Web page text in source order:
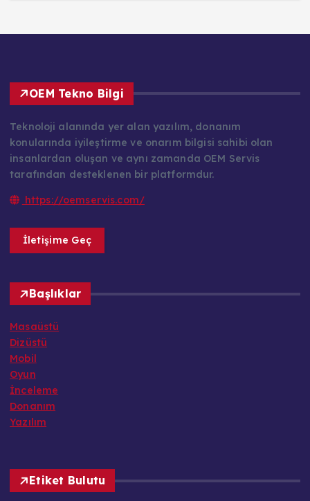
OEM Tekno Bilgi
Teknoloji alanında yer alan yazılım, donanım
konularında iyileştirme ve onarım bilgisi sahibi olan
insanlardan oluşan ve aynı zamanda OEM Servis
tarafından desteklenen bir platformdur.
https://oemservis.com/
İletişime Geç
Başlıklar
Masaüstü
Dizüstü
Mobil
Oyun
İnceleme
Donanım
Yazılım
Etiket Bulutu